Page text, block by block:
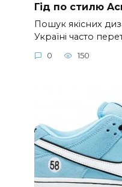
Гід по стилю
Пошук якісних
Україні часто
0 150